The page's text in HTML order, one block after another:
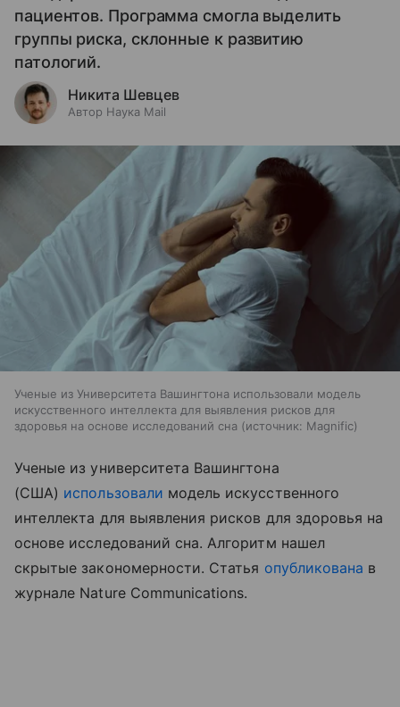
пациентов. Программа смогла выделить
группы риска, склонные к развитию
патологий.
Никита Шевцев
Автор Наука Mail
Ученые из Университета Вашингтона использовали модель
искусственного интеллекта для выявления рисков для
здоровья на основе исследований сна
источник: Magnific
Ученые из университета Вашингтона
(США) использовали модель искусственного
интеллекта для выявления рисков для здоровья на
основе исследований сна. Алгоритм нашел
скрытые закономерности. Статья опубликована в
журнале Nature Communications.